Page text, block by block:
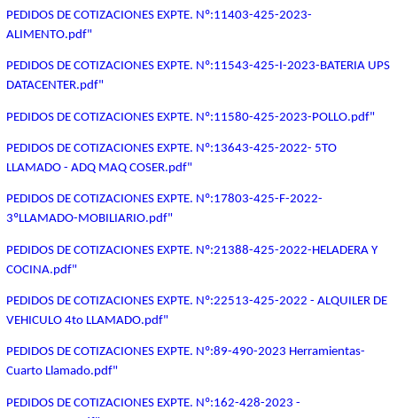
PEDIDOS DE COTIZACIONES EXPTE. Nº:11403-425-2023-
ALIMENTO.pdf"
PEDIDOS DE COTIZACIONES EXPTE. Nº:11543-425-I-2023-BATERIA UPS
DATACENTER.pdf"
PEDIDOS DE COTIZACIONES EXPTE. Nº:11580-425-2023-POLLO.pdf"
PEDIDOS DE COTIZACIONES EXPTE. Nº:13643-425-2022- 5TO
LLAMADO - ADQ MAQ COSER.pdf"
PEDIDOS DE COTIZACIONES EXPTE. Nº:17803-425-F-2022-
3ºLLAMADO-MOBILIARIO.pdf"
PEDIDOS DE COTIZACIONES EXPTE. Nº:21388-425-2022-HELADERA Y
COCINA.pdf"
PEDIDOS DE COTIZACIONES EXPTE. Nº:22513-425-2022 - ALQUILER DE
VEHICULO 4to LLAMADO.pdf"
PEDIDOS DE COTIZACIONES EXPTE. Nº:89-490-2023 Herramientas-
Cuarto Llamado.pdf"
PEDIDOS DE COTIZACIONES EXPTE. Nº:162-428-2023 -